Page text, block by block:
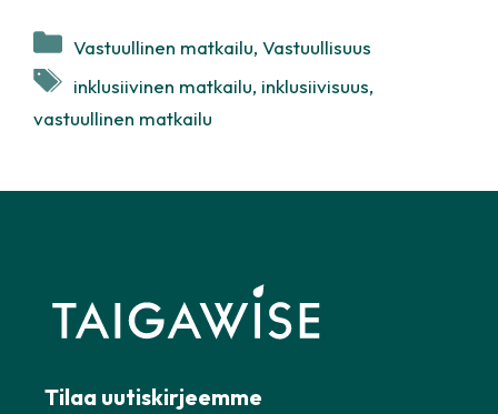
Kategoriat
Vastuullinen matkailu, Vastuullisuus
Avainsanat
inklusiivinen matkailu, inklusiivisuus,
vastuullinen matkailu
Tilaa uutiskirjeemme